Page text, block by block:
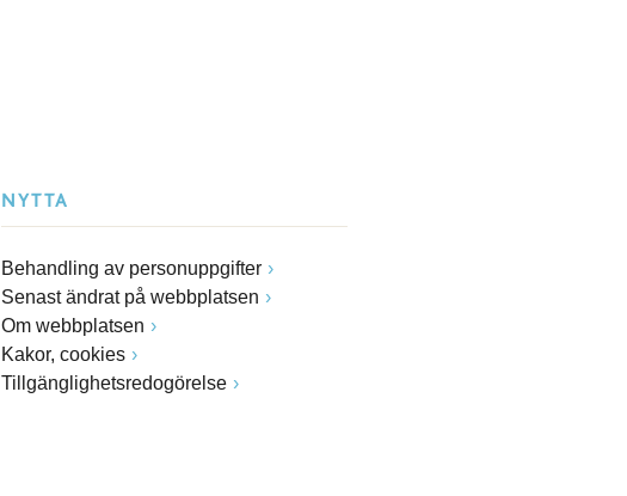
NYTTA
Behandling av personuppgifter
Senast ändrat på webbplatsen
Om webbplatsen
Kakor, cookies
Tillgänglighetsredogörelse